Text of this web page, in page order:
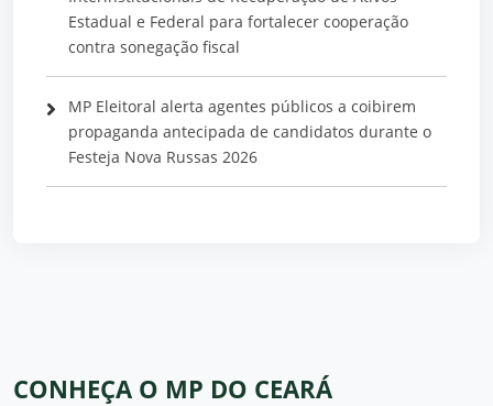
Estadual e Federal para fortalecer cooperação
contra sonegação fiscal
MP Eleitoral alerta agentes públicos a coibirem
propaganda antecipada de candidatos durante o
Festeja Nova Russas 2026
CONHEÇA O MP DO CEARÁ